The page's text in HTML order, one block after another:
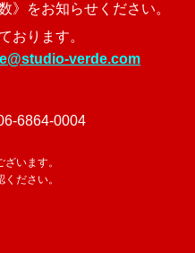
をお知らせください。
おります。
verde.com
6864-0004
います。
ださい。